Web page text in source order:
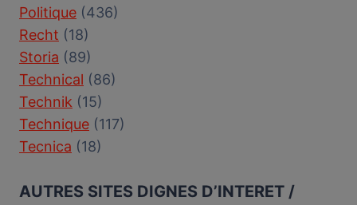
Politique (436)
Recht (18)
Storia (89)
Technical (86)
Technik (15)
Technique (117)
Tecnica (18)
AUTRES SITES DIGNES D’INTERET /